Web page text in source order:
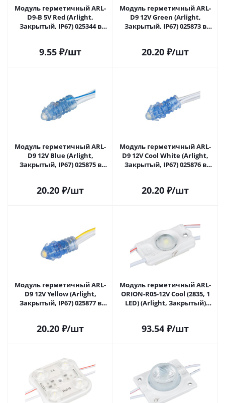
Модуль герметичный ARL-
D9-B 5V Red (Arlight,
Закрытый, IP67) 025344 в
9.55 ₽/шт
Модуль герметичный ARL-
D9 12V Green (Arlight,
Закрытый, IP67) 025873 в
20.20 ₽/шт
Модуль герметичный ARL-
D9 12V Blue (Arlight,
Закрытый, IP67) 025875 в
20.20 ₽/шт
Модуль герметичный ARL-
D9 12V Cool White (Arlight,
Закрытый, IP67) 025876 в
20.20 ₽/шт
Модуль герметичный ARL-
D9 12V Yellow (Arlight,
Закрытый, IP67) 025877 в
20.20 ₽/шт
Модуль герметичный ARL-
ORION-R05-12V Cool (2835, 1
LED) (Arlight, Закрытый)
93.54 ₽/шт